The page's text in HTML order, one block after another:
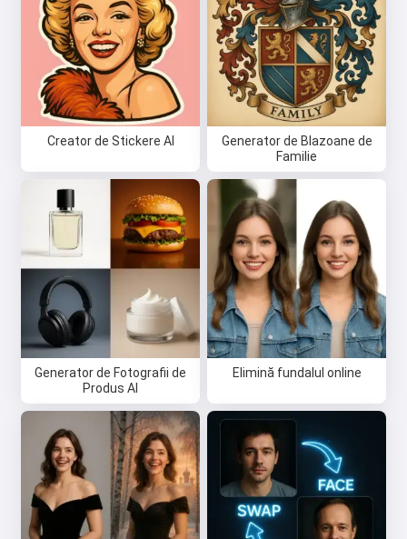
Creator de Stickere AI
Generator de Blazoane de
Familie
Generator de Fotografii de
Produs AI
Elimină fundalul online